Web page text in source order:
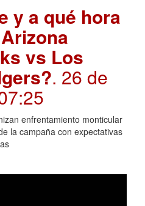
y a qué hora
vs Los
. 26 de
enfrentamiento monticular
la campaña con expectativas